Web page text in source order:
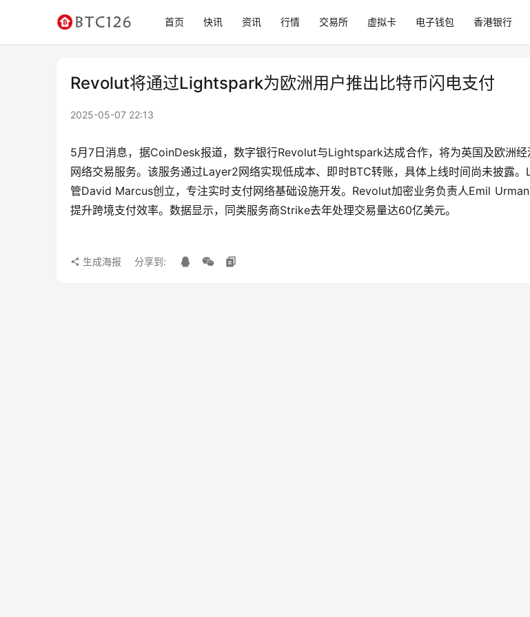
首页 快讯 资讯 行情 交易所 虚拟卡 电子钱包 香港银行
Revolut将通过Lightspark为欧洲用户推出比特币闪电支付
2025-05-07 22:13
5月7日消息，据CoinDesk报道，数字银行Revolut与Lightspark达成合作，将为英国及欧洲
网络交易服务。该服务通过Layer2网络实现低成本、即时BTC转账，具体上线时间尚未披露
管David Marcus创立，专注实时支付网络基础设施开发。Revolut加密业务负责人Emil
提升跨境支付效率。数据显示，同类服务商Strike去年处理交易量达60亿美元。
生成海报 分享到: